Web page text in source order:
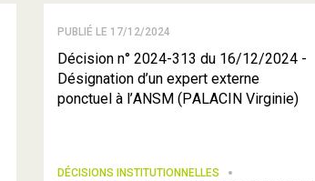
PUBLIÉ LE 17/12/2024
Décision n° 2024-313 du 16/12/2024 -
Désignation d’un expert externe
ponctuel à l’ANSM (PALACIN Virginie)
DÉCISIONS INSTITUTIONNELLES